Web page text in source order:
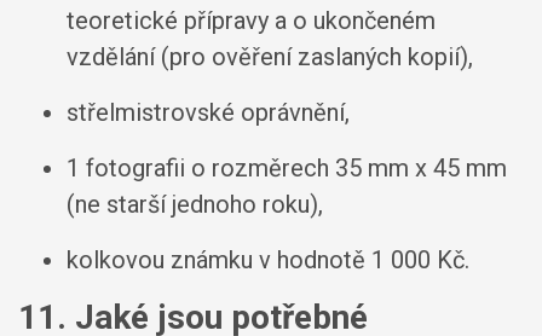
teoretické přípravy a o ukončeném
vzdělání (pro ověření zaslaných kopií),
střelmistrovské oprávnění,
1 fotografii o rozměrech 35 mm x 45 mm
(ne starší jednoho roku),
kolkovou známku v hodnotě 1 000 Kč.
11. Jaké jsou potřebné